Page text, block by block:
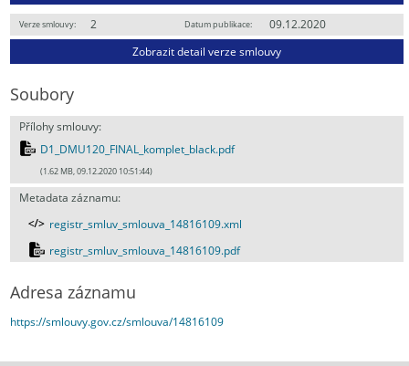
Verze smlouvy: 2 Datum publikace:
09.12.2020
Zobrazit detail verze smlouvy
Soubory
Přílohy smlouvy:
D1_DMU120_FINAL_komplet_black.pdf
(1.62 MB, 09.12.2020 10:51:44)
Metadata záznamu:
registr_smluv_smlouva_14816109.xml
registr_smluv_smlouva_14816109.pdf
Adresa záznamu
https://smlouvy.gov.cz/smlouva/14816109